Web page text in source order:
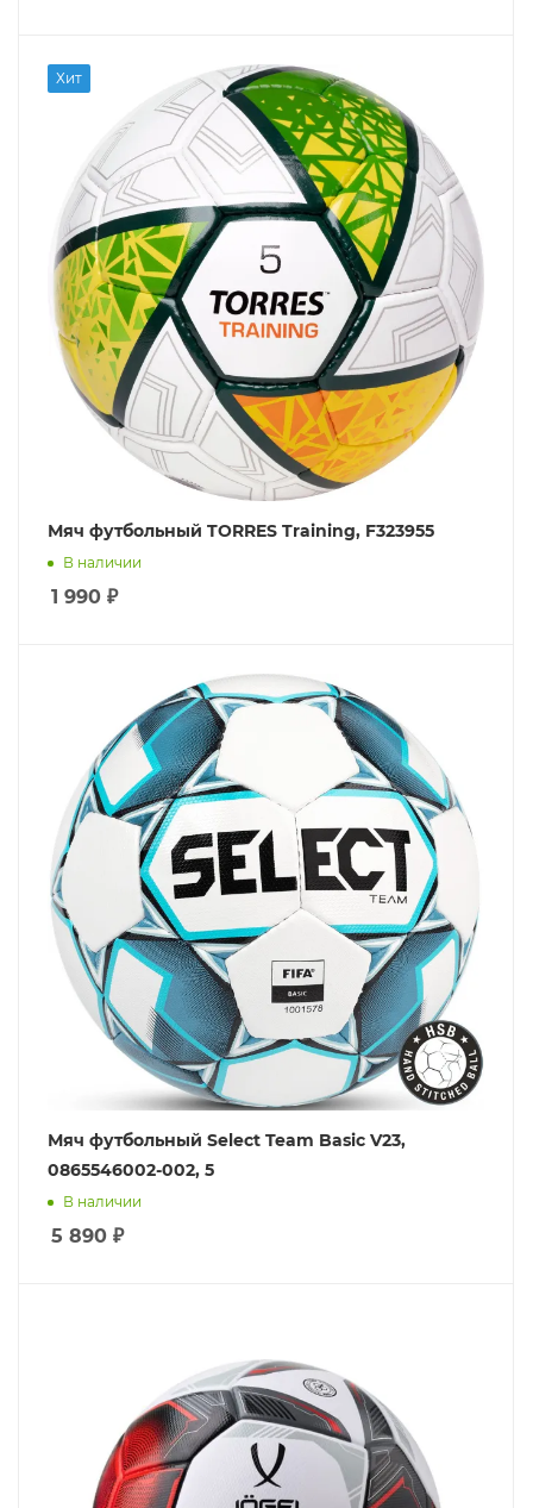
Хит
Мяч футбольный TORRES Training, F323955
В наличии
1 990 ₽
Мяч футбольный Select Team Basic V23,
0865546002-002, 5
В наличии
5 890 ₽